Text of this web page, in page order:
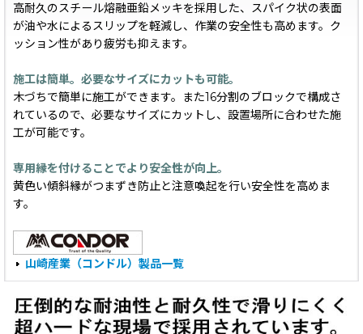
高耐久のスチール熔融亜鉛メッキを採用した、スパイク状の表面
が油や水によるスリップを軽減し、作業の安全性も高めます。ク
ッション性があり疲労も抑えます。
施工は簡単。必要なサイズにカットも可能。
木づちで簡単に施工ができます。また16分割のブロックで構成さ
れているので、必要なサイズにカットし、設置場所に合わせた施
工が可能です。
専用縁を付けることでより安全性が向上。
黄色い傾斜縁がつまずき防止と注意喚起を行い安全性を高めま
す。
山崎産業（コンドル）製品一覧